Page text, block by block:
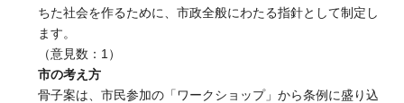
ちた社会を作るために、市政全般にわたる指針として制定し
ます。
（意見数：1）
市の考え方
骨子案は、市民参加の「ワークショップ」から条例に盛り込